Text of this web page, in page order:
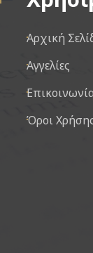
Αρχική
Αγγελίες
Όροι